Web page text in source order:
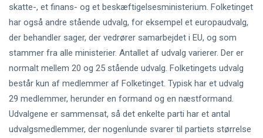
skatte-, et finans- og et beskæftigelsesministerium. Folketinget
har også andre stående udvalg, for eksempel et europaudvalg,
der behandler sager, der vedrører samarbejdet i EU, og som
stammer fra alle ministerier. Antallet af udvalg varierer. Der er
normalt mellem 20 og 25 stående udvalg. Folketingets udvalg
består kun af medlemmer af Folketinget. Typisk har et udvalg
29 medlemmer, herunder en formand og en næstformand.
Udvalgene er sammensat, så det enkelte parti har et antal
udvalgsmedlemmer, der nogenlunde svarer til partiets størrelse